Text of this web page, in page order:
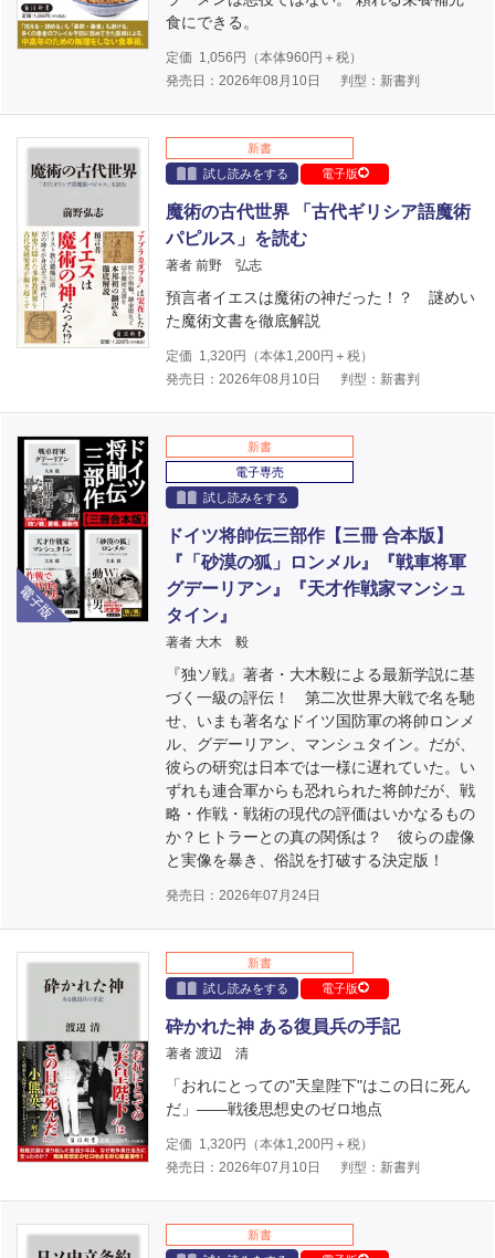
食にできる。
定価 1,056 円（本体960円＋税）
発売日：2026年08月10日
判型：新書判
新書
試し読みをする
電子版
魔術の古代世界 「古代ギリシア語魔術
パピルス」を読む
著者 前野 弘志
預言者イエスは魔術の神だった！？ 謎めい
た魔術文書を徹底解説
定価 1,320円（本体1,200円＋税）
発売日：2026年08月10日
判型：新書判
電子版
新書
電子専売
試し読みをする
ドイツ将帥伝三部作【三冊 合本版】
『「砂漠の狐」ロンメル』『戦車将軍
グデーリアン』『天才作戦家マンシュ
タイン』
著者 大木 毅
『独ソ戦』著者・大木毅による最新学説に基
づく一級の評伝！ 第二次世界大戦で名を馳
せ、いまも著名なドイツ国防軍の将帥ロンメ
ル、グデーリアン、マンシュタイン。だが、
彼らの研究は日本では一様に遅れていた。い
ずれも連合軍からも恐れられた将帥だが、戦
略・作戦・戦術の現代の評価はいかなるもの
か？ヒトラーとの真の関係は？ 彼らの虚像
と実像を暴き、俗説を打破する決定版！
発売日：2026年07月24日
新書
試し読みをする
電子版
砕かれた神 ある復員兵の手記
著者 渡辺 清
「おれにとっての"天皇陛下"はこの日に死ん
だ」――戦後思想史のゼロ地点
定価 1,320円（本体1,200円＋税）
発売日：2026年07月10日
判型：新書判
新書